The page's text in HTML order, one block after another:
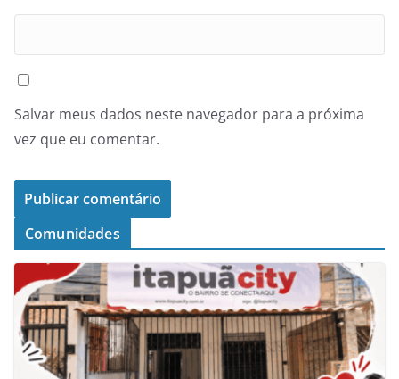
Salvar meus dados neste navegador para a próxima
vez que eu comentar.
Comunidades